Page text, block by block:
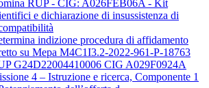
RUP - CIG: A026FEB06A - Kit
e dichiarazione di insussistenza di
indizione procedura di affidamento
su Mepa M4C1I3.2-2022-961-P-18763
G24D22004410006 CIG A029F0924A
4 – Istruzione e ricerca, Componente 1